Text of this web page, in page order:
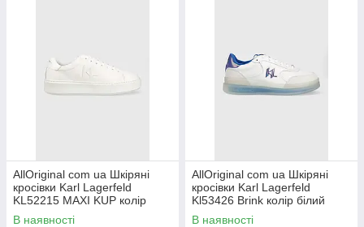
AllOriginal com ua Шкіряні
кросівки Karl Lagerfeld
KL52215 MAXI KUP колір
білий РОЗМІРИ ЗАПИТУЙТЕ
В наявності
AllOriginal com ua Шкіряні
кросівки Karl Lagerfeld
Kl53426 Brink колір білий
РОЗМІРИ ЗАПИТУЙТЕ
В наявності